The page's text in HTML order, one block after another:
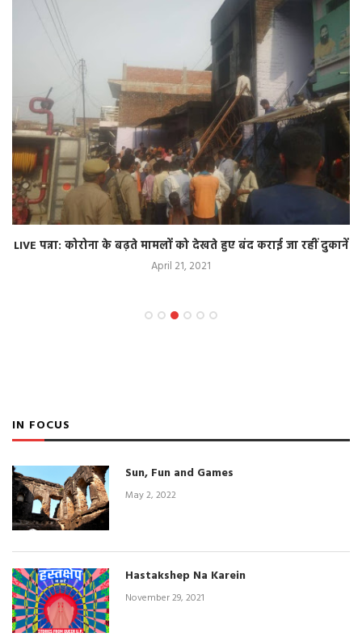
LIVE पन्ना: कोरोना के बढ़ते मामलों को देखते हुए बंद कराई जा रहीं दुकानें
April 21, 2021
IN FOCUS
Sun, Fun and Games
May 2, 2022
Hastakshep Na Karein
November 29, 2021